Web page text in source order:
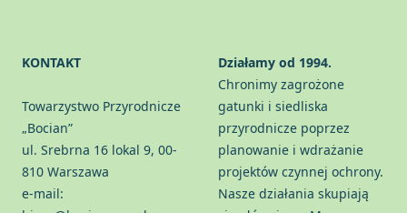
KONTAKT
Towarzystwo Przyrodnicze
„Bocian”
ul. Srebrna 16 lokal 9, 00-
810 Warszawa
e-mail:
Działamy od 1994.
Chronimy zagrożone
gatunki i siedliska
przyrodnicze poprzez
planowanie i wdrażanie
projektów czynnej ochrony.
Nasze działania skupiają